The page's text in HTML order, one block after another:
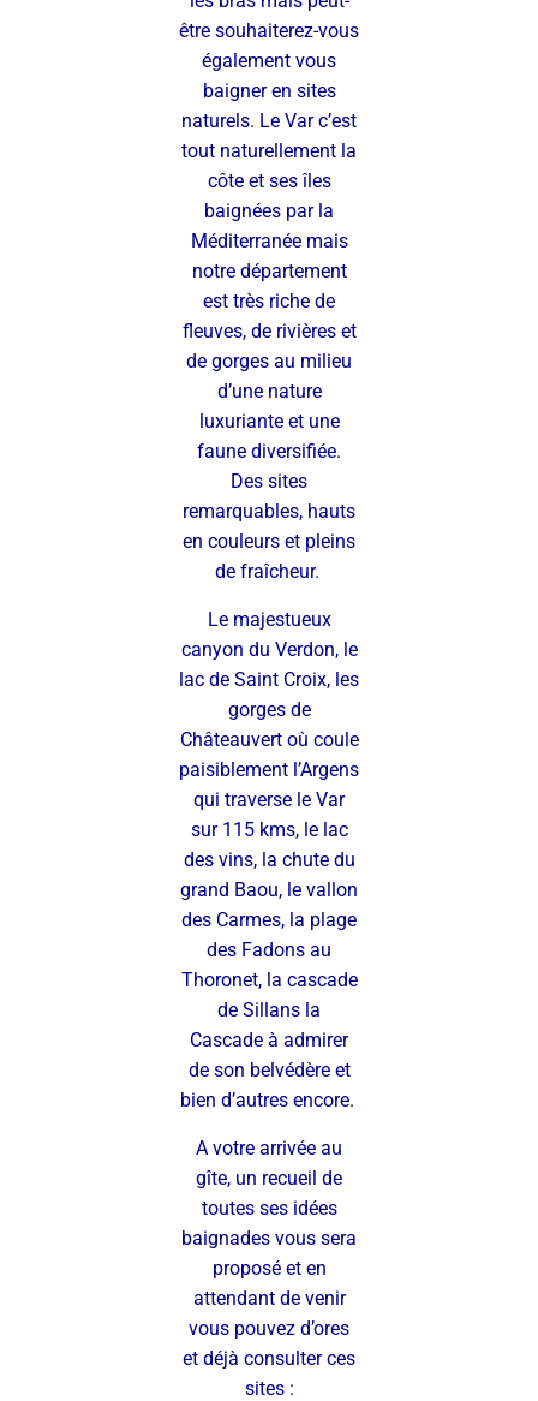
être souhaiterez-vous
également vous
baigner en sites
naturels. Le Var c’est
tout naturellement la
côte et ses îles
baignées par la
Méditerranée mais
notre département
est très riche de
fleuves, de rivières et
de gorges au milieu
d’une nature
luxuriante et une
faune diversifiée.
Des sites
remarquables, hauts
en couleurs et pleins
de fraîcheur.
Le majestueux
canyon du Verdon, le
lac de Saint Croix, les
gorges de
Châteauvert où coule
paisiblement l’Argens
qui traverse le Var
sur 115 kms, le lac
des vins, la chute du
grand Baou, le vallon
des Carmes, la plage
des Fadons au
Thoronet, la cascade
de Sillans la
Cascade à admirer
de son belvédère et
bien d’autres encore.
A votre arrivée au
gîte, un recueil de
toutes ses idées
baignades vous sera
proposé et en
attendant de venir
vous pouvez d’ores
et déjà consulterces
sites :